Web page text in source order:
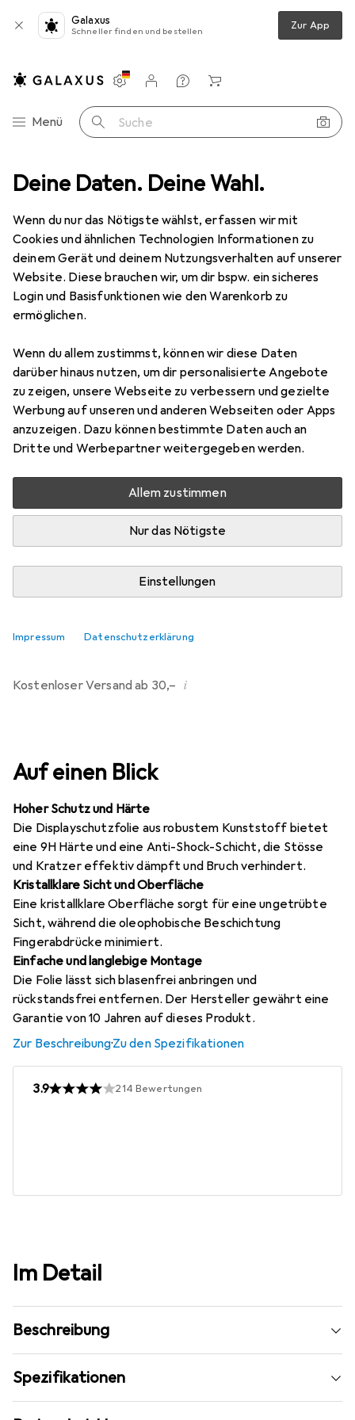
Deine Daten. Deine Wahl.
Wenn du nur das Nötigste wählst, erfassen wir mit
Cookies und ähnlichen Technologien Informationen zu
deinem Gerät und deinem Nutzungsverhalten auf unserer
Website. Diese brauchen wir, um dir bspw. ein sicheres
Login und Basisfunktionen wie den Warenkorb zu
ermöglichen.
Wenn du allem zustimmst, können wir diese Daten
darüber hinaus nutzen, um dir personalisierte Angebote
zu zeigen, unsere Webseite zu verbessern und gezielte
Werbung auf unseren und anderen Webseiten oder Apps
anzuzeigen. Dazu können bestimmte Daten auch an
Dritte und Werbepartner weitergegeben werden.
Allem zustimmen
Nur das Nötigste
Einstellungen
Impressum Datenschutzerklärung
Galaxus
Schneller finden und bestellen Zur App
Navigation nach Kategorien
Menü Suche
Einstellungen
Kundenkonto
Vergleichslisten
Merklisten
Warenkorb
+ Video Geräte Schutzfolie Dipos Displayschutz Anti-Shock
8 Bilder
DiposDisplayschutz Anti-Shock
EUR
18,99
214
Bewertungen
Mehr als 10 Stück an Lager beim Drittanbieter
Lieferort angeben für genaue Lieferzeit
In den Warenkorb
Vergleichen
Kostenloser Versand ab 30,– i
Auf einen Blick
Hoher Schutz und Härte
Die Displayschutzfolie aus robustem Kunststoff bietet
eine 9H Härte und eine Anti-Shock-Schicht, die Stösse
und Kratzer effektiv dämpft und Bruch verhindert.
Kristallklare Sicht und Oberfläche
Eine kristallklare Oberfläche sorgt für eine ungetrübte
Sicht, während die oleophobische Beschichtung
Fingerabdrücke minimiert.
Einfache und langlebige Montage
Die Folie lässt sich blasenfrei anbringen und
rückstandsfrei entfernen. Der Hersteller gewährt eine
Garantie von 10 Jahren auf dieses Produkt.
Zur Beschreibung·Zu den Spezifikationen
3.9 214 Bewertungen
Im Detail
Beschreibung
Spezifikationen